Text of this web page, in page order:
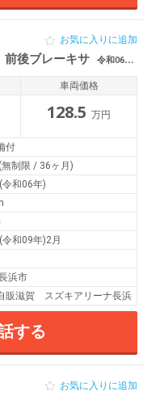
後ブレーキサ 令和06年（2024年） 4万km 滋賀県長浜市
お気に入りに追加
車両価格
128.5 万円
付
(無制限 / 36ヶ月)
和06年)
和09年)2月
浜市
販滋賀 スズキアリーナ長浜
する
お気に入りに追加